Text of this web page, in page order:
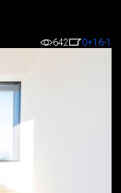
642 0+16-1